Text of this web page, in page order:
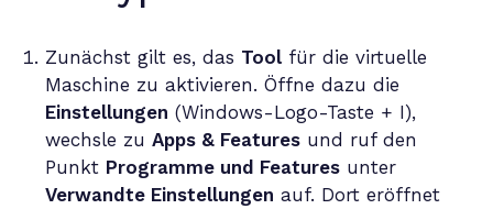
Zunächst gilt es, das Toolfür die virtuelle
Maschine zu aktivieren. Öffne dazu die
Einstellungen (Windows-Logo-Taste + I),
wechsle zu Apps & Featuresund ruf den
Punkt Programme und Featuresunter
Verwandte Einstellungen auf. Dort eröffnet